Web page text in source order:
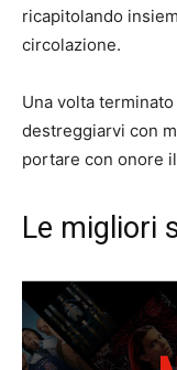
ricapitolando
circolazione.
Una volta
destreggiarvi con
portare con onore
Le migliori